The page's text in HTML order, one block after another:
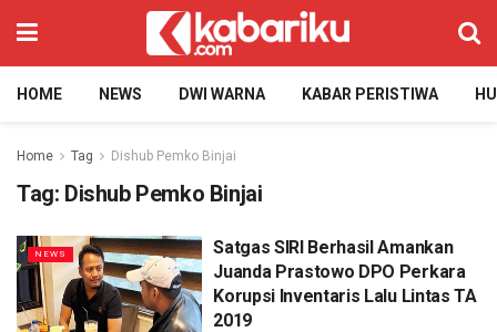
HOME NEWS DWI WARNA KABAR PERISTIWA
Home Tag Dishub Pemko Binjai
Tag: Dishub Pemko Binjai
NEWS
Satgas SIRI Berhasil Amankan
Juanda Prastowo DPO Perkara
Korupsi Inventaris Lalu Lintas TA
2019